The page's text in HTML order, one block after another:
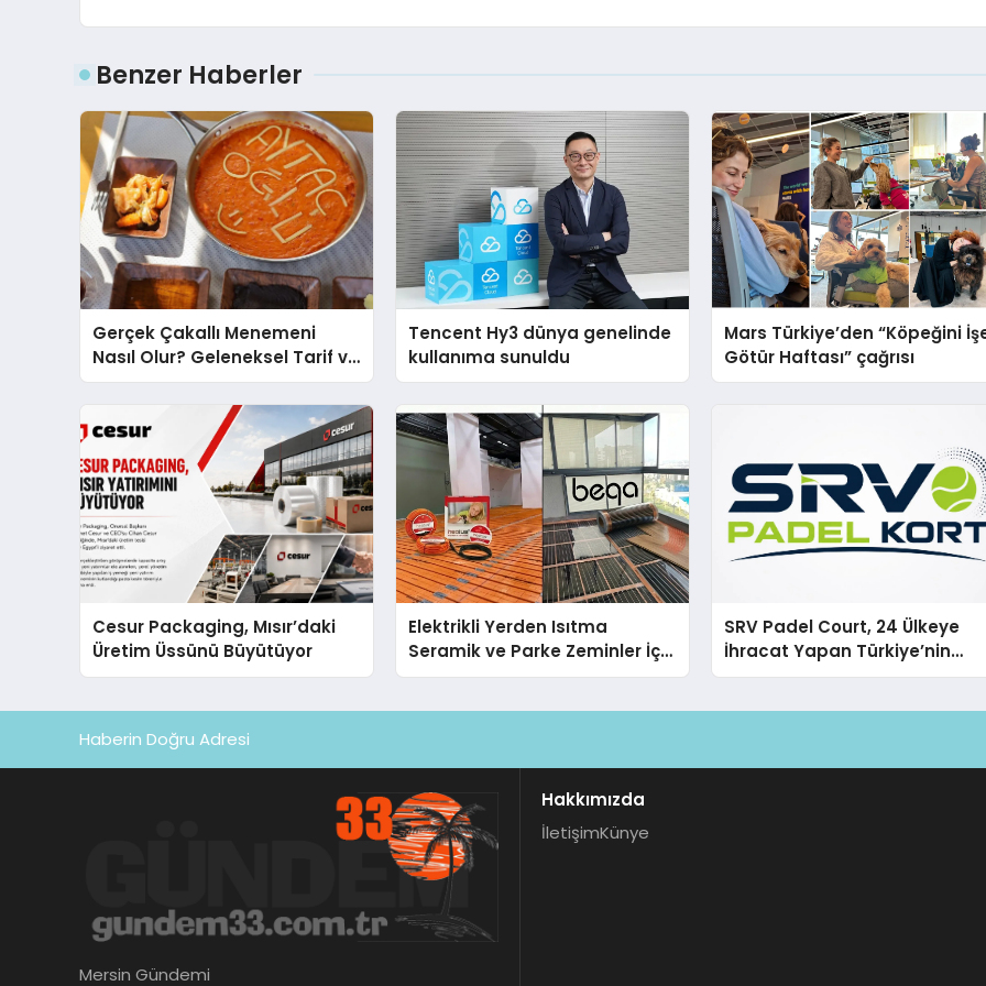
Benzer Haberler
Gerçek Çakallı Menemeni
Nasıl Olur? Geleneksel Tarif ve
Sunum
Tencent Hy3 dünya genelinde
kullanıma sunuldu
Mars Türkiye’den “Köpeğini
Götür Haftası” çağrısı
Cesur Packaging, Mısır’daki
Üretim Üssünü Büyütüyor
Elektrikli Yerden Isıtma
Seramik ve Parke Zeminler İçin
En Verimli Çözümler
SRV Padel Court, 24 Ülkeye
İhracat Yapan Türkiye’nin
Padel Kortu Üretim Gücü
Haberin Doğru Adresi
Mersin Gündemi
Hakkımızda
İletişimKünye